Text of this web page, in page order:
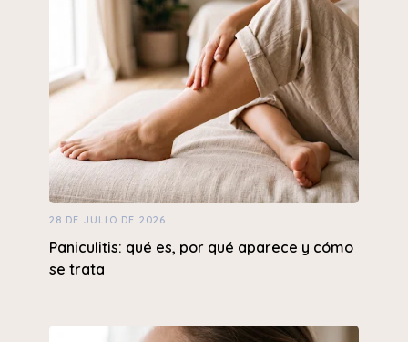
28 DE JULIO DE 2026
Paniculitis: qué es, por qué aparece y cómo
se trata